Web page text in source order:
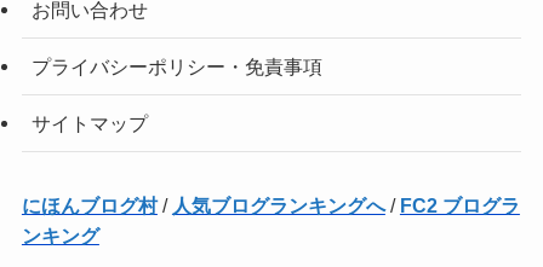
お問い合わせ
プライバシーポリシー・免責事項
サイトマップ
にほんブログ村/ 人気ブログランキングへ/ FC2 ブログラ
ンキング